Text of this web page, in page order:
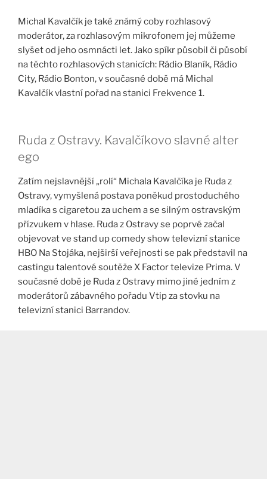
Michal Kavalčík je také známý coby rozhlasový
moderátor, za rozhlasovým mikrofonem jej můžeme
slyšet od jeho osmnácti let. Jako spíkr působil či působí
na těchto rozhlasových stanicích: Rádio Blaník, Rádio
City, Rádio Bonton, v současné době má Michal
Kavalčík vlastní pořad na stanici Frekvence 1.
Ruda z Ostravy. Kavalčíkovo slavné alter
ego
Zatím nejslavnější „rolí“ Michala Kavalčíka je Ruda z
Ostravy, vymyšlená postava poněkud prostoduchého
mladíka s cigaretou za uchem a se silným ostravským
přízvukem v hlase. Ruda z Ostravy se poprvé začal
objevovat ve stand up comedy show televizní stanice
HBO Na Stojáka, nejširší veřejnosti se pak představil na
castingu talentové soutěže X Factor televize Prima. V
současné době je Ruda z Ostravy mimo jiné jedním z
moderátorů zábavného pořadu Vtip za stovku na
televizní stanici Barrandov.